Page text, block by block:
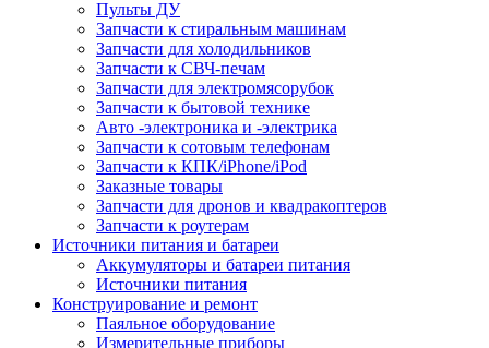
Пульты ДУ
Запчасти к стиральным машинам
Запчасти для холодильников
Запчасти к СВЧ-печам
Запчасти для электромясорубок
Запчасти к бытовой технике
Авто -электроника и -электрика
Запчасти к сотовым телефонам
Запчасти к КПК/iPhone/iPod
Заказные товары
Запчасти для дронов и квадракоптеров
Запчасти к роутерам
Источники питания и батареи
Аккумуляторы и батареи питания
Источники питания
Конструирование и ремонт
Паяльное оборудование
Измерительные приборы